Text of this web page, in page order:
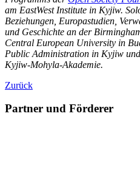
am EastWest Institute in Kyjiw.
Beziehungen, Europastudien,
und Geschichte an der
Central European University in
Public Administration in Kyjiw
Kyjiw-Mohyla-Akademie.
Zurück
Partner und Förderer